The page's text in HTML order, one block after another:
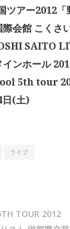
アー2012「
会館 こくさ
SAITO
ンホール
5th tour
日(土)
ライブ
TOUR 2012